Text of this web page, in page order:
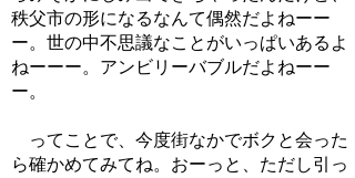
秩父市の形になるなんて偶然だよねーー
ー。世の中不思議なことがいっぱいあるよ
ねーーー。アンビリーバブルだよねーー
ー。
ってことで、今度街なかでボクと会った
ら確かめてみてね。おーっと、ただし引っ